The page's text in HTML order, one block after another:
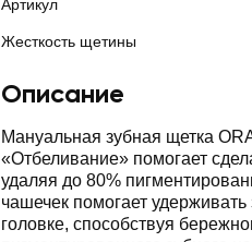
Артикул
Жесткость щетины
Описание
Мануальная зубная щетка
«Отбеливание» помогает
удаляя до 80%
чашечек помогает
головке, способствуя